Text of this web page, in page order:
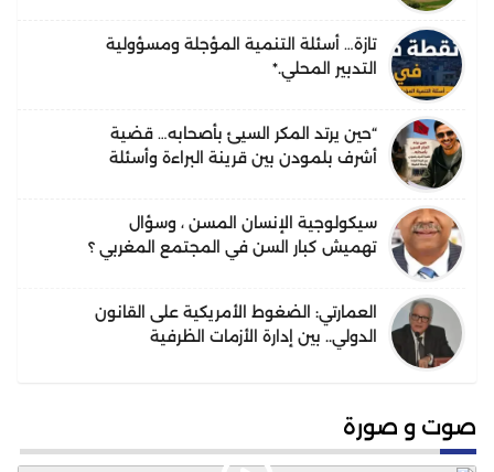
تازة… أسئلة التنمية المؤجلة ومسؤولية
التدبير المحلي.*
“حين يرتد المكر السيئ بأصحابه… قضية
أشرف بلمودن بين قرينة البراءة وأسئلة
سيكولوجية الإنسان المسن ، وسؤال
تهميش كبار السن في المجتمع المغربي ؟
العمارتي: الضغوط الأمريكية على القانون
الدولي.. بين إدارة الأزمات الظرفية
صوت و صورة